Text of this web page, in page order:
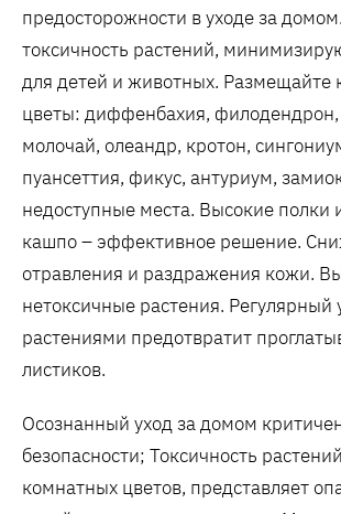
предосторожности в уходе за
токсичность растений,
для детей и животных. Размещайте
цветы: диффенбахия, филодендрон,
молочай, олеандр, кротон,
пуансеттия, фикус, антуриум,
недоступные места. Высокие полки
кашпо – эффективное решение.
отравления и раздражения кожи.
нетоксичные растения. Регулярный
растениями предотвратит
листиков.
Осознанный уход за домом
безопасности; Токсичность
комнатных цветов, представляет